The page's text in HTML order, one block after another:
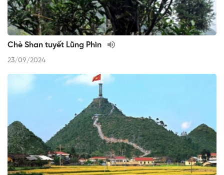
Chè Shan tuyết Lũng Phìn
23/09/2024